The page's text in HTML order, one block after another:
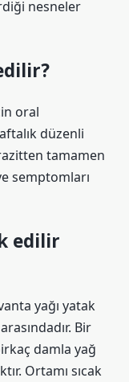
nesneler
oral
düzenli
tamamen
semptomları
edilir
yağı yatak
Bir
damla yağ
Ortamı sıcak